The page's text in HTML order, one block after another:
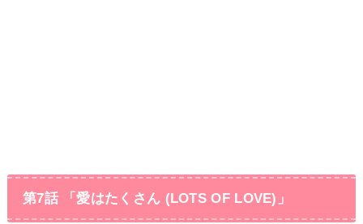
第7話 「愛はたくさん (LOTS OF LOVE)」